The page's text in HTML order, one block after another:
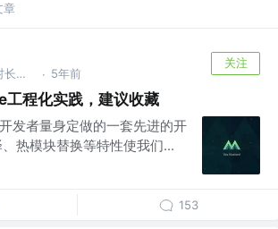
章
公众号「村长学前端」 @B站「前端杨村长」 · 5年前
关注
程化实践，建议收藏
发者量身定做的一套先进的开
热模块替换等特性使我们...
153